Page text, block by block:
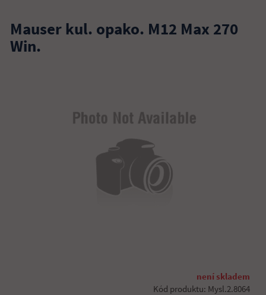
Mauser kul. opako. M12 Max 270
Win.
není skladem
Kód produktu: Mysl.2.8064